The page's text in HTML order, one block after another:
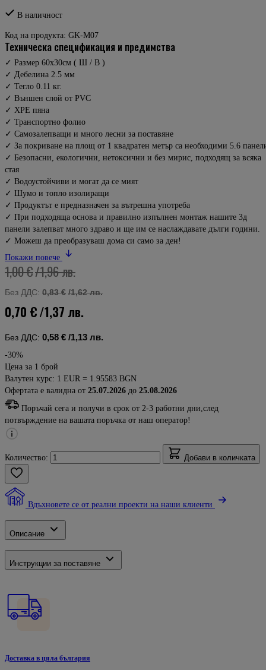
В наличност
Код на продукта: GK-M07
техническа спецификация и предимства
✓ Размер 60x30см ( Ш / В )
✓ Дебелина 2.5 мм
✓ Тегло 0.11 кг.
✓ Външен слой от PVC
✓ XPE пяна
✓ Транспортно фолио
✓ Самозалепващи и много лесни за поставяне
✓ За покриване на площ от 1 квадратен метър са необходими 5.6
✓ Безопасни, екологични, нетоксични и без мирис, подходящ за всяка
стая
✓ Водоустойчиви и могат да се мият
✓ Шумо и топло изолиращи
✓ Продуктът е предназначен за вътрешна употреба
✓ При подходяща основа и правилно изпълнен монтаж нашите 3д
панели залепват много здраво и ще им се наслаждавате дълги години.
✓ Можеш да преобразуваш дома си само за ден!
Покажи повече
1,00 €/1,96 лв.
Без ДДС: 0,83 € /1,62 лв.
0,70 €/1,37 лв.
Без ДДС: 0,58 € /1,13 лв.
-30%
Цена за 1 брой
Валутен курс: 1 EUR = 1.95583 BGN
Офертата е валидна от 25.07.2026 до 25.08.2026
Поръчай сега и получи в срок от 2-3 работни дни,след
потвърждение на вашата поръчка от наш оператор!
Количество: Добави в количката
Вдъхновете се от реални проекти на наши клиенти
Описание
Инструкции за поставяне
Доставка в цяла българия